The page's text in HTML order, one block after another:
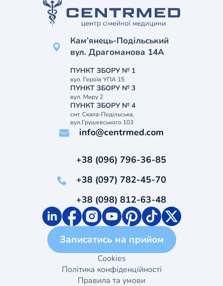
Кам’янець-Подільський
вул. Драгоманова 14А
ПУНКТ ЗБОРУ № 1
вул. Героїв УПА 15
ПУНКТ ЗБОРУ № 3
вул. Миру 2
ПУНКТ ЗБОРУ № 4
смт. Скала-Подільська,
вул.Грушевського 103
info@centrmed.com
+38 (096) 796-36-85
+38 (097) 782-45-70
+38 (098) 812-63-48
Записатись на прийом
Cookies
Політика конфіденційності
Правила та умови